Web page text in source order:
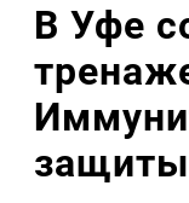
В Уфе